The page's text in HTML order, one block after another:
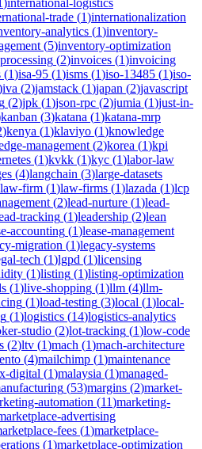
trade (1)internationalization
analytics (1)inventory-
(5)inventory-optimization
(2)invoices (1)invoicing
(1)isa-95 (1)isms (1)iso-13485 (1)iso-
iva (2)jamstack (1)japan (2)javascript
(2)jpk (1)json-rpc (2)jumia (1)just-in-
kanban (3)katana (1)katana-mrp
)kenya (1)klaviyo (1)knowledge
management (2)korea (1)kpi
(1)kvkk (1)kyc (1)labor-law
(4)langchain (3)large-datasets
law-firm (1)law-firms (1)lazada (1)lcp
(2)lead-nurture (1)lead-
tracking (1)leadership (2)lean
accounting (1)lease-management
migration (1)legacy-systems
tech (1)lgpd (1)licensing
(1)listing (1)listing-optimization
(1)live-shopping (1)llm (4)llm-
(1)load-testing (3)local (1)local-
(1)logistics (14)logistics-analytics
studio (2)lot-tracking (1)low-code
(2)ltv (1)mach (1)mach-architecture
(4)mailchimp (1)maintenance
digital (1)malaysia (1)managed-
(53)margins (2)market-
automation (11)marketing-
advertising
fees (1)marketplace-
(1)marketplace-optimization